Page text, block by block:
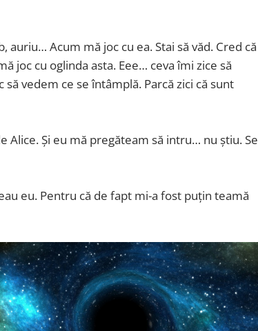
Acum mă joc cu ea. Stai să văd. Cred că
joc cu oglinda asta. Eee… ceva îmi zice să
vedem ce se întâmplă. Parcă zici că sunt
Alice. Și eu mă pregăteam să intru… nu știu. Se
eu. Pentru că de fapt mi-a fost puțin teamă